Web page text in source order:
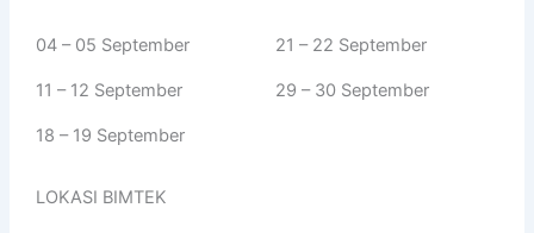
04 – 05 September 21 – 22 September
11 – 12 September 29 – 30 September
18 – 19 September
LOKASI BIMTEK